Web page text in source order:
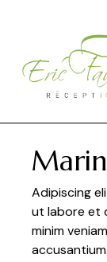
Adipiscing
ut labore et
minim
accusantium.